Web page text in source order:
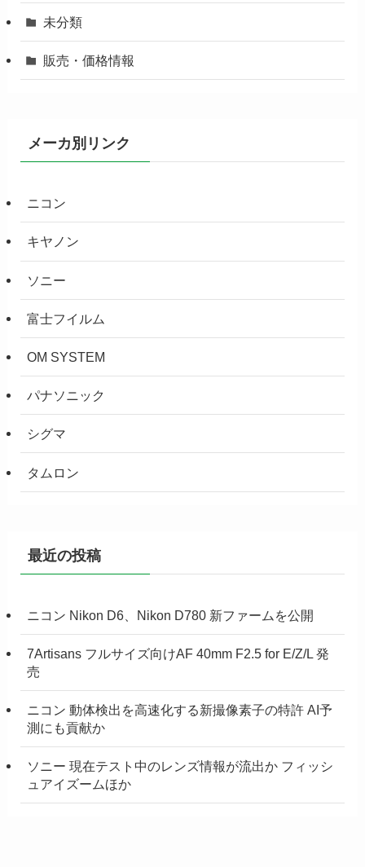
未分類
販売・価格情報
メーカ別リンク
ニコン
キヤノン
ソニー
富士フイルム
OM SYSTEM
パナソニック
シグマ
タムロン
最近の投稿
ニコン Nikon D6、Nikon D780 新ファームを公開
7Artisans フルサイズ向けAF 40mm F2.5 for E/Z/L 発
売
ニコン 動体検出を高速化する新撮像素子の特許 AI予
測にも貢献か
ソニー 現在テスト中のレンズ情報が流出か フィッシ
ュアイズームほか